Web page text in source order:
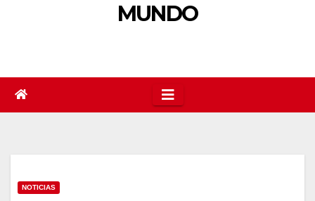
MUNDO
NOTICIAS